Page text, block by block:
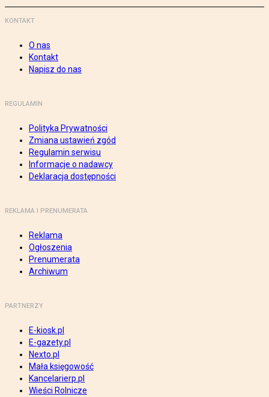
KONTAKT
O nas
Kontakt
Napisz do nas
REGULAMIN
Polityka Prywatności
Zmiana ustawień zgód
Regulamin serwisu
Informacje o nadawcy
Deklaracja dostępności
REKLAMA I PRENUMERATA
Reklama
Ogłoszenia
Prenumerata
Archiwum
PARTNERZY
E-kiosk.pl
E-gazety.pl
Nexto.pl
Mała księgowość
Kancelarierp.pl
Wieści Rolnicze